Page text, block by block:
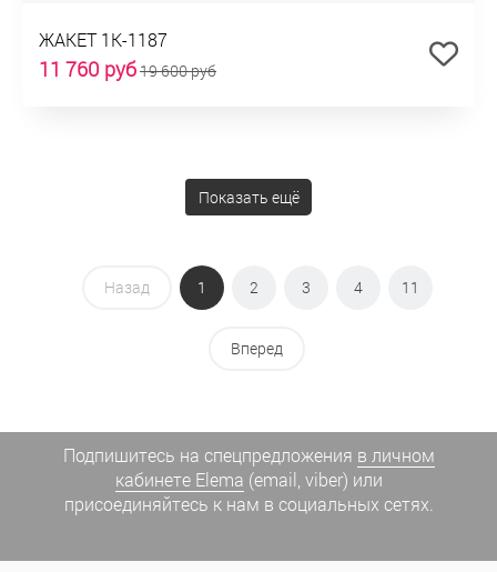
ЖАКЕТ 1К-1187
11 760 руб19 600 руб
Показать ещё
Назад 1 2 3 4 11
Вперед
Подпишитесь на спецпредложения в личном
кабинете Elema (email, viber) или
присоединяйтесь к нам в социальных сетях.